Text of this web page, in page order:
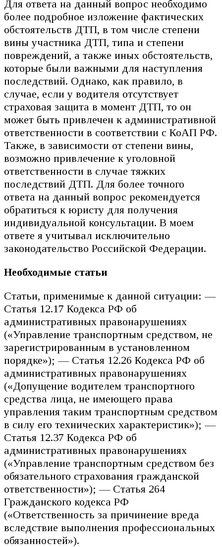
Для ответа на данный вопрос необходимо
более подробное изложение фактических
обстоятельств ДТП, в том числе степени
вины участника ДТП, типа и степени
повреждений, а также иных обстоятельств,
которые были важными для наступления
последствий. Однако, как правило, в
случае, если у водителя отсутствует
страховая защита в момент ДТП, то он
может быть привлечен к административной
ответственности в соответствии с КоАП РФ.
Также, в зависимости от степени вины,
возможно привлечение к уголовной
ответственности в случае тяжких
последствий ДТП. Для более точного
ответа на данный вопрос рекомендуется
обратиться к юристу для получения
индивидуальной консультации. В моем
ответе я учитывал исключительно
законодательство Российской Федерации.
Необходимые статьи
Статьи, применимые к данной ситуации: —
Статья 12.17 Кодекса РФ об
административных правонарушениях
(«Управление транспортным средством, не
зарегистрированным в установленном
порядке»); — Статья 12.26 Кодекса РФ об
административных правонарушениях
(«Допущение водителем транспортного
средства лица, не имеющего права
управления таким транспортным средством
в силу его технических характеристик»); —
Статья 12.37 Кодекса РФ об
административных правонарушениях
(«Управление транспортным средством без
обязательного страхования гражданской
ответственности»); — Статья 264
Гражданского кодекса РФ
(«Ответственность за причинение вреда
вследствие выполнения профессиональных
обязанностей»).